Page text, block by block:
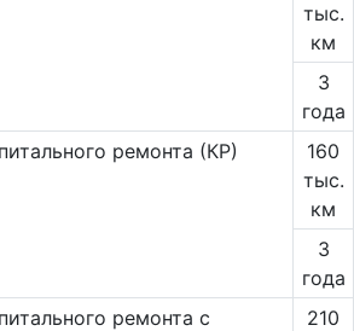
тыс.
км
3
года
ремонта (КР)
160
тыс.
км
3
года
ремонта с
210